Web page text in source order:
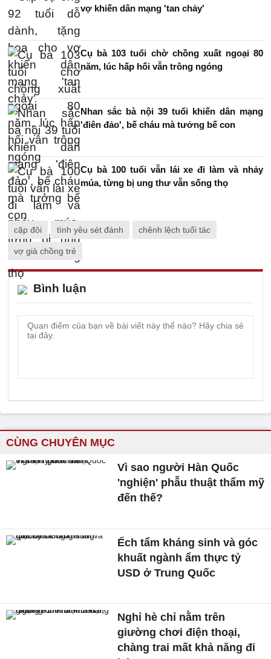
vợ khiến dân mạng 'tan chảy'
Cụ bà 103 tuổi chờ chồng xuất ngoại 80
năm, lúc hấp hối vẫn trông ngóng
Nhan sắc bà nội 39 tuổi khiến dân mạng
'điên đảo', bế cháu mà tưởng bế con
Cụ bà 100 tuổi vẫn lái xe đi làm và nhảy
múa, từng bị ung thư vẫn sống thọ
cặp đôi tình yêu sét đánh chênh lệch tuổi tác
vợ già chồng trẻ
Bình luận
CÙNG CHUYÊN MỤC
Vì sao người Hàn Quốc
'nghiện' phẫu thuật thẩm mỹ
đến thế?
Ếch tẩm kháng sinh và góc
khuất ngành ẩm thực tỷ
USD ở Trung Quốc
Nghỉ hè chỉ nằm trên
giường chơi điện thoại,
chàng trai mất khả năng đi